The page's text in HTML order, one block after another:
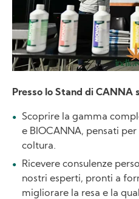
Presso lo Stand di CANNA
Scoprire la gamma
e BIOCANNA, pensati
coltura.
Ricevere consulenze
nostri esperti, pronti a
migliorare la resa e la